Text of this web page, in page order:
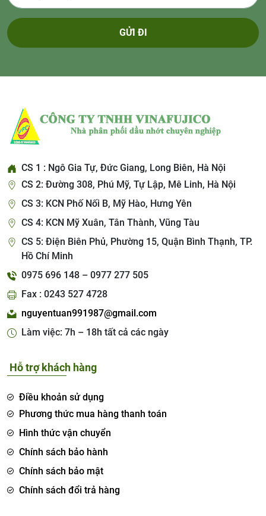
GỬI ĐI
CS 1 : Ngô Gia Tự, Đức Giang, Long Biên, Hà Nội
CS 2: Đường 308, Phú Mỹ, Tự Lập, Mê Linh, Hà Nội
CS 3: KCN Phố Nối B, Mỹ Hào, Hưng Yên
CS 4: KCN Mỹ Xuân, Tân Thành, Vũng Tàu
CS 5: Điện Biên Phủ, Phường 15, Quận Bình Thạnh, TP.
Hồ Chí Minh
0975 696 148 – 0977 277 505
Fax : 0243 527 4728
nguyentuan991987@gmail.com
Làm việc: 7h – 18h tất cả các ngày
Hỗ trợ khách hàng
Điều khoản sử dụng
Phương thức mua hàng thanh toán
Hình thức vận chuyển
Chính sách bảo hành
Chính sách bảo mật
Chính sách đổi trả hàng